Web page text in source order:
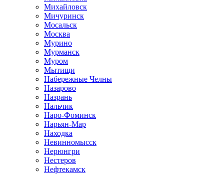
Михайловск
Мичуринск
Мосальск
Москва
Мурино
Мурманск
Муром
Мытищи
Набережные Челны
Назарово
Назрань
Нальчик
Наро-Фоминск
Нарьян-Мар
Находка
Невинномысск
Нерюнгри
Нестеров
Нефтекамск